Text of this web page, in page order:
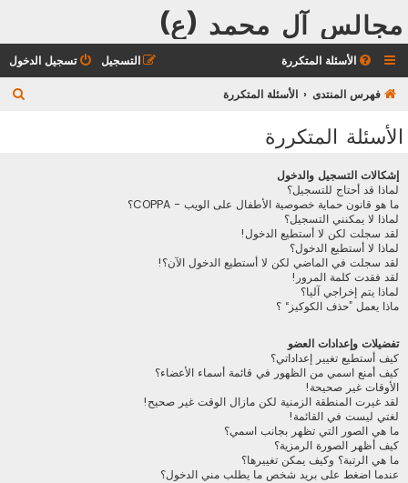
مجالس آل محمد (ع)
الأسئلة المتكررة تسجيل الدخول التسجيل
فهرس المنتدى الأسئلة المتكررة
الأسئلة المتكررة
إشكالات التسجيل والدخول
لماذا قد أحتاج للتسجيل؟
ما هو قانون حماية خصوصية الأطفال على الويب - COPPA؟
لماذا لا يمكنني التسجيل؟
لقد سجلت لكن لا أستطيع الدخول!
لماذا لا أستطيع الدخول؟
لقد سجلت في الماضي لكن لا أستطيع الدخول الآن؟!
لقد فقدت كلمة المرور!
لماذا يتم إخراجي آليا؟
ماذا يعمل ”حذف الكوكيز“ ؟
تفضيلات وإعدادات العضو
كيف أستطيع تغيير إعداداتي؟
كيف أمنع اسمي من الظهور في قائمة أسماء الأعضاء؟
الأوقات غير صحيحة!
لقد غيرت المنطقة الزمنية لكن مازال الوقت غير صحيح!
لغتي ليست في القائمة!
ما هي الصور التي تظهر بجانب اسمي؟
كيف أظهر الصورة الرمزية؟
ما هي الرتبة؟ وكيف يمكن تغييرها؟
عندما اضغط على بريد شخص ما يطلب مني الدخول؟